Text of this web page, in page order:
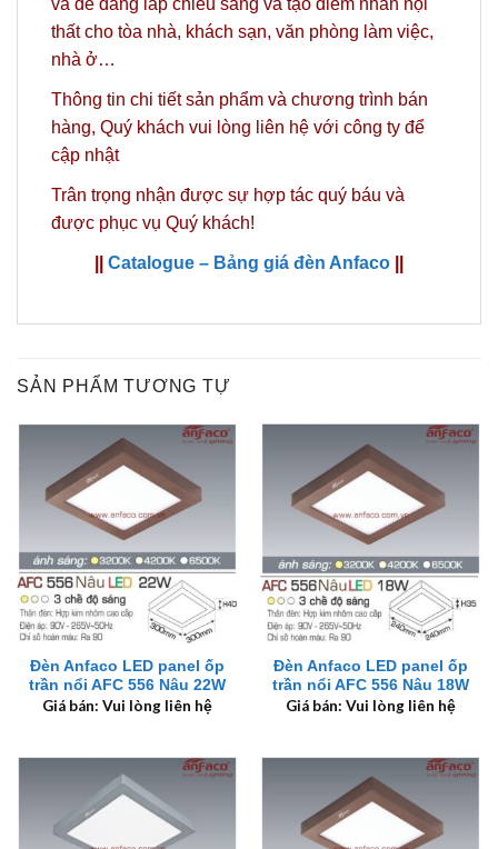
thất cho tòa nhà, khách sạn, văn phòng làm việc,
nhà ở…
Thông tin chi tiết sản phẩm và chương trình bán
hàng, Quý khách vui lòng liên hệ với công ty để
cập nhật
Trân trọng nhận được sự hợp tác quý báu và
được phục vụ Quý khách!
Catalogue – Bảng giá đèn Anfaco
SẢN PHẨM TƯƠNG TỰ
Đèn Anfaco LED panel ốp
trần nổi AFC 556 Nâu 22W
Giá bán: Vui lòng liên hệ
Đèn Anfaco LED panel ốp
trần nổi AFC 556 Nâu 18W
Giá bán: Vui lòng liên hệ